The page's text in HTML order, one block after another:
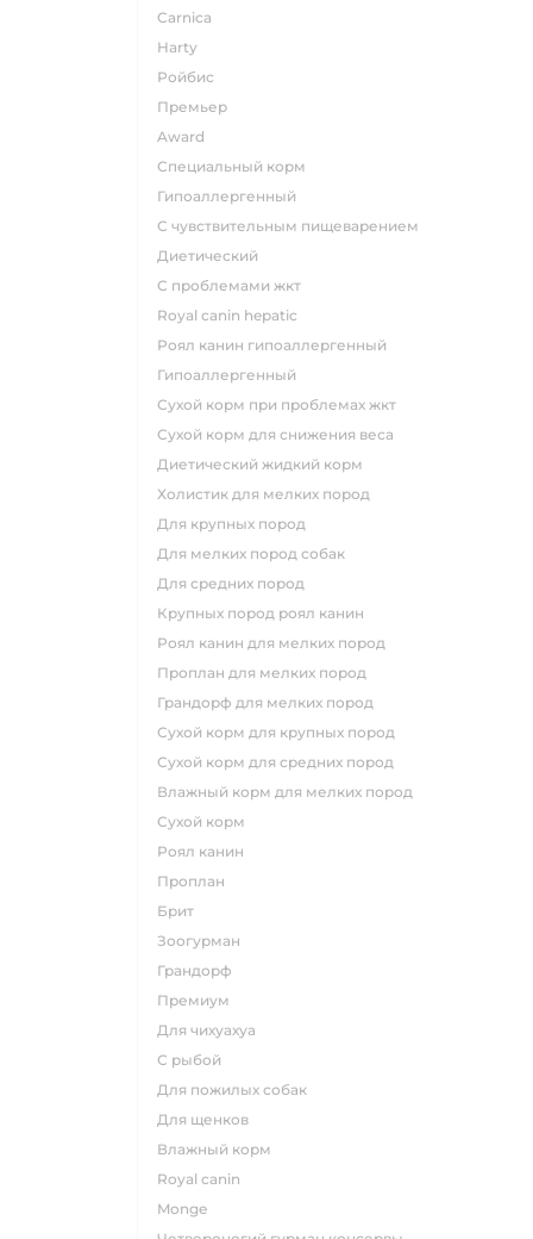
carnica
harty
ройбис
премьер
award
специальный корм
гипоаллергенный
с чувствительным пищеварением
диетический
с проблемами жкт
royal canin hepatic
роял канин гипоаллергенный
гипоаллергенный
сухой корм при проблемах жкт
сухой корм для снижения веса
диетический жидкий корм
холистик для мелких пород
для крупных пород
для мелких пород собак
для средних пород
крупных пород роял канин
роял канин для мелких пород
проплан для мелких пород
грандорф для мелких пород
сухой корм для крупных пород
сухой корм для средних пород
влажный корм для мелких пород
сухой корм
роял канин
проплан
брит
зоогурман
грандорф
премиум
для чихуахуа
с рыбой
для пожилых собак
для щенков
влажный корм
royal canin
monge